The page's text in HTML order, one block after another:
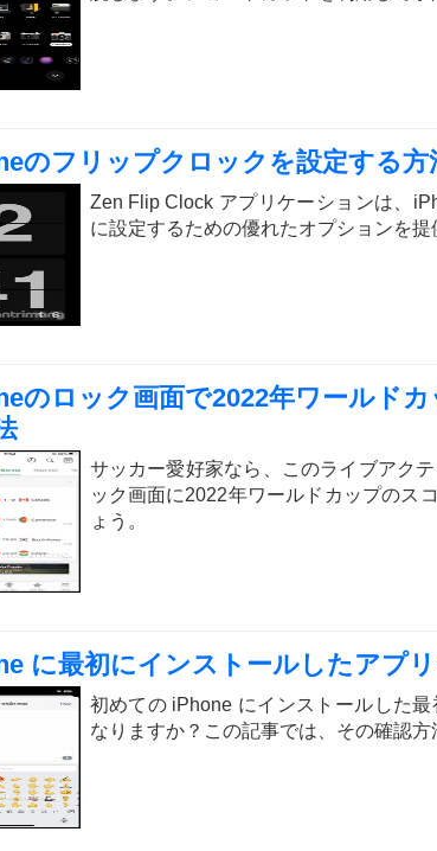
のフリップクロックを設定する方
Zen Flip Clock アプリケーションは、
に設定するための優れたオプションを提
のロック画面で2022年ワールド
サッカー愛好家なら、このライブアク
ック画面に2022年ワールドカップのス
ょう。
に最初にインストールしたアプ
初めての iPhone にインストールした
なりますか？この記事では、その確認方